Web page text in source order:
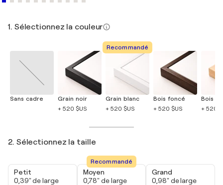
1. Sélectionnez la couleur
Sans cadre
Grain noir
+ 520 $US
Recommandé
Grain blanc
+ 520 $US
Bois foncé
+ 520 $US
Bois
+ 520
2. Sélectionnez la taille
Petit
0,39" de large
Recommandé
Moyen
0,78" de large
Grand
0,98" de large